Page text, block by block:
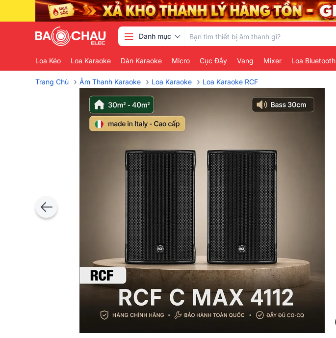
Danh mục
Loa Kéo Loa Karaoke Dàn Karaoke Micro Cục Đẩy Vang Mixer Loa Bluetooth
Trang Chủ › Âm Thanh Karaoke › Loa Karaoke › Loa Karaoke RCF